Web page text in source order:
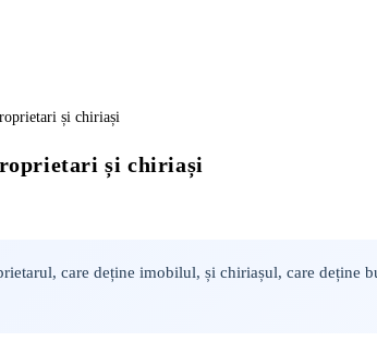
și chiriași
care deține imobilul, și chiriașul, care deține